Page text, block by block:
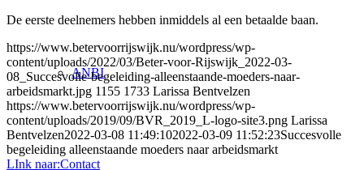
ANBI
De eerste deelnemers hebben inmiddels al een betaalde baan.
https://www.betervoorrijswijk.nu/wordpress/wp-
content/uploads/2022/03/Beter-voor-Rijswijk_2022-03-
08_Succesvolle-begeleiding-alleenstaande-moeders-naar-
arbeidsmarkt.jpg 1155 1733 Larissa Bentvelzen
https://www.betervoorrijswijk.nu/wordpress/wp-
content/uploads/2019/09/BVR_2019_L-logo-site3.png Larissa
Bentvelzen2022-03-08 11:49:102022-03-09 11:52:23Succesvolle
begeleiding alleenstaande moeders naar arbeidsmarkt
LInk naar:Contact